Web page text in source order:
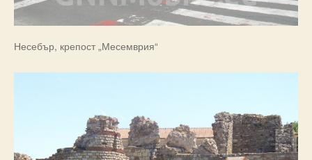
Несебър, крепост „Месемврия“